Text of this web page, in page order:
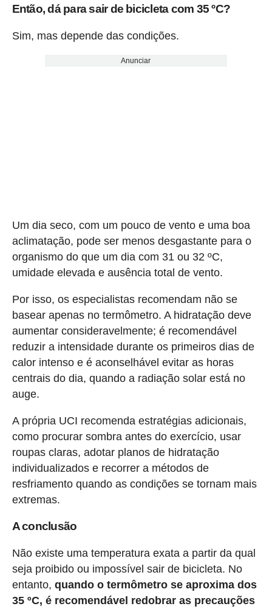
Então, dá para sair de bicicleta com 35 ºC?
Sim, mas depende das condições.
Anunciar
Um dia seco, com um pouco de vento e uma boa
aclimatação, pode ser menos desgastante para o
organismo do que um dia com 31 ou 32 ºC,
umidade elevada e ausência total de vento.
Por isso, os especialistas recomendam não se
basear apenas no termômetro. A hidratação deve
aumentar consideravelmente; é recomendável
reduzir a intensidade durante os primeiros dias de
calor intenso e é aconselhável evitar as horas
centrais do dia, quando a radiação solar está no
auge.
A própria UCI recomenda estratégias adicionais,
como procurar sombra antes do exercício, usar
roupas claras, adotar planos de hidratação
individualizados e recorrer a métodos de
resfriamento quando as condições se tornam mais
extremas.
A conclusão
Não existe uma temperatura exata a partir da qual
seja proibido ou impossível sair de bicicleta. No
entanto, quando o termômetro se aproxima dos
35 ºC, é recomendável redobrar as precauções